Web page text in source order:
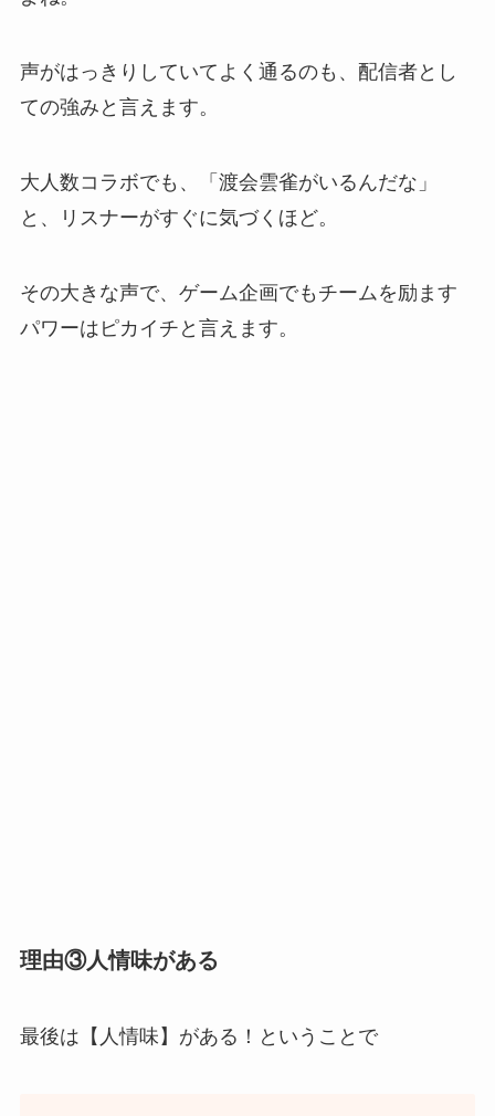
声がはっきりしていてよく通るのも、配信者とし
ての強みと言えます。
大人数コラボでも、「渡会雲雀がいるんだな」
と、リスナーがすぐに気づくほど。
その大きな声で、ゲーム企画でもチームを励ます
パワーはピカイチと言えます。
理由③人情味がある
最後は【人情味】がある！ということで